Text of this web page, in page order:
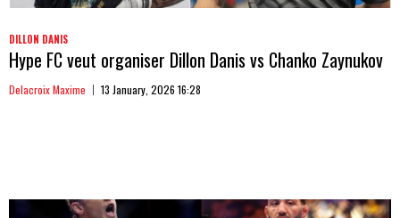
DILLON DANIS
Hype FC veut organiser Dillon Danis vs Chanko Zaynukov
Delacroix Maxime 13 January, 2026 16:28